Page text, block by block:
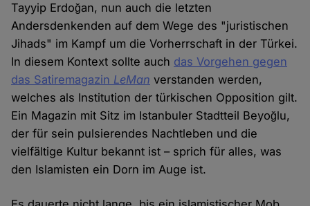
Tayyip Erdoğan, nun auch die letzten
Andersdenkenden auf dem Wege des "juristischen
Jihads" im Kampf um die Vorherrschaft in der Türkei.
In diesem Kontext sollte auch das Vorgehen gegen
das Satiremagazin LeMan verstanden werden,
welches als Institution der türkischen Opposition gilt.
Ein Magazin mit Sitz im Istanbuler Stadtteil Beyoğlu,
der für sein pulsierendes Nachtleben und die
vielfältige Kultur bekannt ist – sprich für alles, was
den Islamisten ein Dorn im Auge ist.